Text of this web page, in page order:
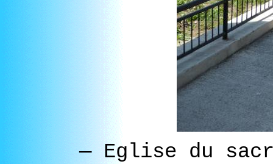
—Eglise du